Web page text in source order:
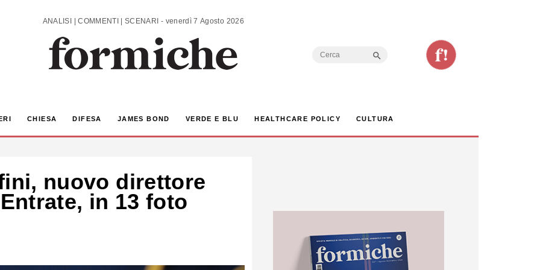
ANALISI | COMMENTI | SCENARI - venerdì 7 Agosto 2026
Search
CHIESA DIFESA JAMES BOND VERDE E BLU HEALTHCARE POLICY CULTURA
nuovo direttore
in 13 foto